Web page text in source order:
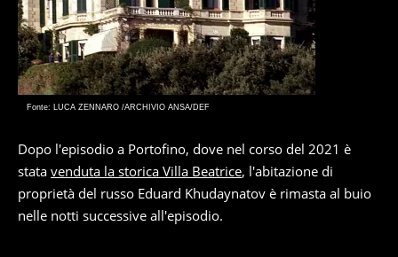
Fonte: LUCA ZENNARO /ARCHIVIO ANSA/DEF
Dopo l'episodio a Portofino, dove nel corso del 2021 è
stata venduta la storica Villa Beatrice, l'abitazione di
proprietà del russo Eduard Khudaynatov è rimasta al buio
nelle notti successive all'episodio.